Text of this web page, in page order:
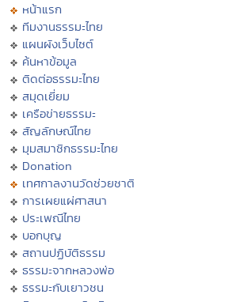
หน้าแรก
ทีมงานธรรมะไทย
แผนผังเว็บไซต์
ค้นหาข้อมูล
ติดต่อธรรมะไทย
สมุดเยี่ยม
เครือข่ายธรรมะ
สัญลักษณ์ไทย
มุมสมาชิกธรรมะไทย
Donation
เทศกาลงานวัดช่วยชาติ
การเผยแผ่ศาสนา
ประเพณีไทย
บอกบุญ
สถานปฏิบัติธรรม
ธรรมะจากหลวงพ่อ
ธรรมะกับเยาวชน